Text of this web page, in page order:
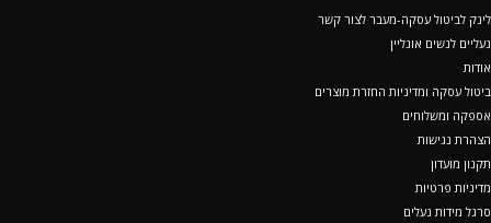
לינק לביטול עסקה-מעבר לצור קשר
נעליים לנשים אונליין
אודות
ביטול עסקה ומדיניות החזרת מוצרים
אספקה ומשלוחים
הצהרת נגישות
תקנון מועדון
מדיניות פרטיות
סרגל מידות נעלים